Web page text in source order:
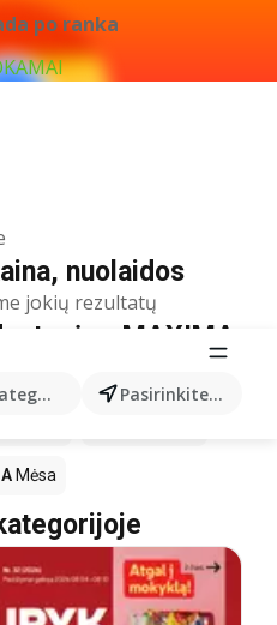
po ranka
produktų... Pasirinkite miestą
nuolaidos
jokių rezultatų
MAXIMA
Mėsa